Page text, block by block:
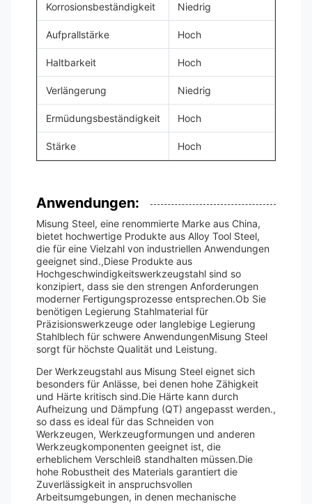
Korrosionsbeständigkeit Niedrig
Aufprallstärke Hoch
Haltbarkeit Hoch
Verlängerung Niedrig
Ermüdungsbeständigkeit Hoch
Stärke Hoch
Anwendungen:
Misung Steel, eine renommierte Marke aus China,
bietet hochwertige Produkte aus Alloy Tool Steel,
die für eine Vielzahl von industriellen Anwendungen
geeignet sind.,Diese Produkte aus
Hochgeschwindigkeitswerkzeugstahl sind so
konzipiert, dass sie den strengen Anforderungen
moderner Fertigungsprozesse entsprechen.Ob Sie
benötigen Legierung Stahlmaterial für
Präzisionswerkzeuge oder langlebige Legierung
Stahlblech für schwere AnwendungenMisung Steel
sorgt für höchste Qualität und Leistung.
Der Werkzeugstahl aus Misung Steel eignet sich
besonders für Anlässe, bei denen hohe Zähigkeit
und Härte kritisch sind.Die Härte kann durch
Aufheizung und Dämpfung (QT) angepasst werden.,
so dass es ideal für das Schneiden von
Werkzeugen, Werkzeugformungen und anderen
Werkzeugkomponenten geeignet ist, die
erheblichem Verschleiß standhalten müssen.Die
hohe Robustheit des Materials garantiert die
Zuverlässigkeit in anspruchsvollen
Arbeitsumgebungen, in denen mechanische